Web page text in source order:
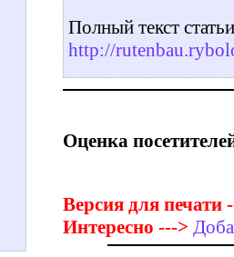
Полный текст
http://
Оценка
Версия для печати
Интересно --->